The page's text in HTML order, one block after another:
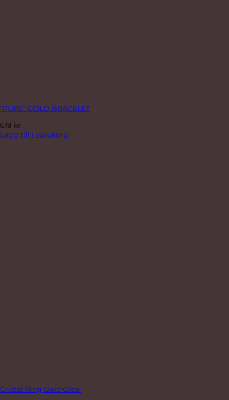
“PURE” GOLD BRACELET
619 kr
Lägg till i varukorg
Cristal Ring Gold Clear